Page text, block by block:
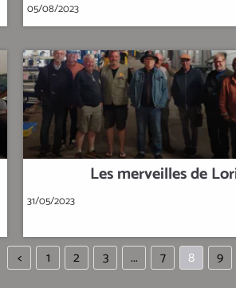
05/08/2023
Les merveilles de
31/05/2023
< 1 2 3 ... 7 8 9